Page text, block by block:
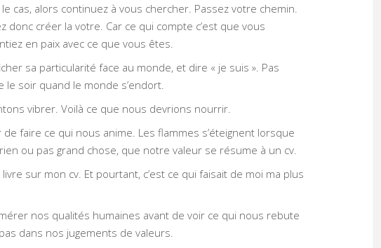
cas, alors continuez à vous chercher. Passez votre chemin.
donc créer la votre. Car ce qui compte c’est que vous
en paix avec ce que vous êtes.
sa particularité face au monde, et dire « je suis ». Pas
soir quand le monde s’endort.
vibrer. Voilà ce que nous devrions nourrir.
faire ce qui nous anime. Les flammes s’éteignent lorsque
ou pas grand chose, que notre valeur se résume à un cv.
sur mon cv. Et pourtant, c’est ce qui faisait de moi ma plus
nos qualités humaines avant de voir ce qui nous rebute
dans nos jugements de valeurs.